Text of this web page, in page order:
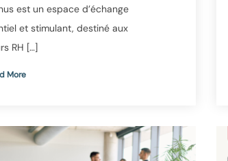
est un espace d’échange
et stimulant, destiné aux
RH […]
More